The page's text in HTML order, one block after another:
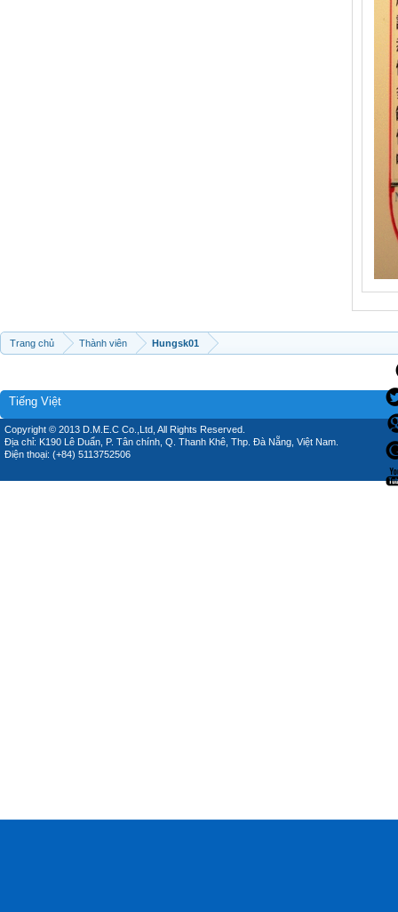
Trang chủ Thành viên Hungsk01
Tiếng Việt
Copyright © 2013 D.M.E.C Co.,Ltd, All Rights Reserved.
Địa chỉ: K190 Lê Duẩn, P. Tân chính, Q. Thanh Khê, Thp. Đà Nẵng, Việt Nam.
Điện thoại: (+84) 5113752506